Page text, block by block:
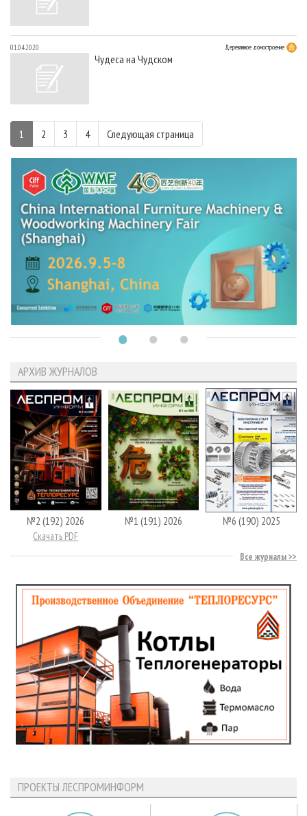
01.04.2020 Деревянное домостроение
Чудеса на Чудском
1 2 3 4 Следующая страница
АРХИВ ЖУРНАЛОВ
№2 (192) 2026
Скачать PDF
№1 (191) 2026 №6 (190) 2025
Все журналы
ПРОЕКТЫ ЛЕСПРОМИНФОРМ